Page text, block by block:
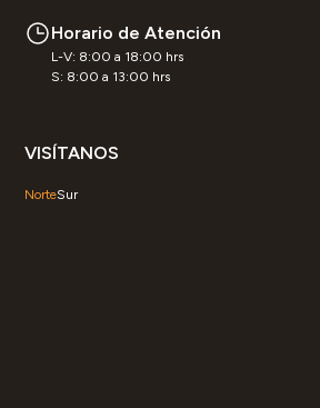
Horario de Atención
L-V: 8:00 a 18:00 hrs
S: 8:00 a 13:00 hrs
VISÍTANOS
NorteSur